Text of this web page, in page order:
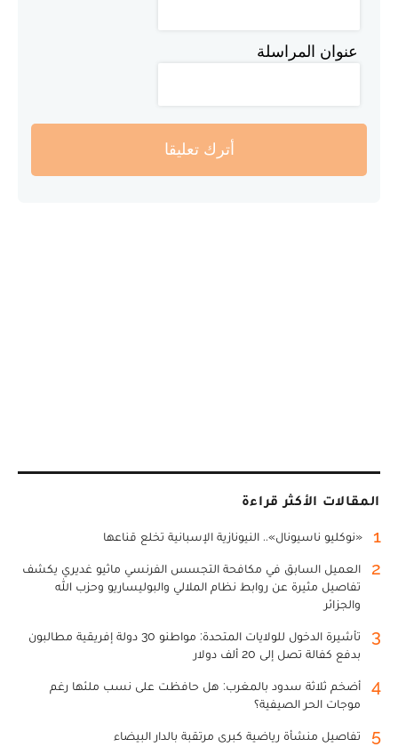
عنوان المراسلة
أترك تعليقا
المقالات الأكثر قراءة
1 «نوكليو ناسيونال».. النيونازية الإسبانية تخلع قناعها
2
العميل السابق في مكافحة التجسس الفرنسي ماثيو غديري يكشف
تفاصيل مثيرة عن روابط نظام الملالي والبوليساريو وحزب الله
والجزائر
3
تأشيرة الدخول للولايات المتحدة: مواطنو 30 دولة إفريقية مطالبون
بدفع كفالة تصل إلى 20 ألف دولار
4
أضخم ثلاثة سدود بالمغرب: هل حافظت على نسب ملئها رغم
موجات الحر الصيفية؟
5 تفاصيل منشأة رياضية كبرى مرتقبة بالدار البيضاء